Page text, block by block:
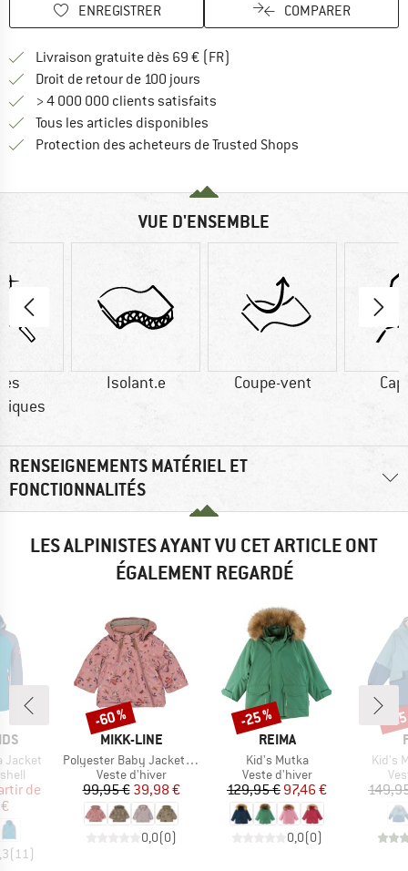
ENREGISTRER COMPARER
Livraison gratuite dès 69 € (FR)
Droit de retour de 100 jours
> 4 000 000 clients satisfaits
Tous les articles disponibles
Protection des acheteurs de Trusted Shops
VUE D'ENSEMBLE
Isolant.e Coupe-vent
RENSEIGNEMENTS MATÉRIEL ET
FONCTIONNALITÉS
LES ALPINISTES AYANT VU CET ARTICLE ONT
ÉGALEMENT REGARDÉ
Jacket
réduit
de
( 11)
MARQUE
MIKK-LINE
Article
Polyester Baby Jacket AOP
Product group
Veste d'hiver
Prix
99,95 €Prix réduit
39,98 €
0,0(0)
Remise
-60 %
MARQUE
REIMA
Article
Kid's Mutka
Product group
Veste d'hiver
Prix
129,95 €Prix réduit
97,46 €
0,0(0)
Remise
-25 %
Article
Kid's
-